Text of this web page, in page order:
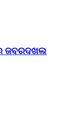
ଜବରଦଖଲ